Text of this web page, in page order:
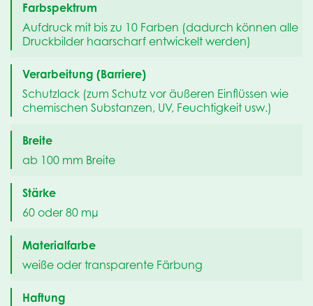
Farbspektrum
Aufdruck mit bis zu 10 Farben (dadurch können alle
Druckbilder haarscharf entwickelt werden)
Verarbeitung (Barriere)
Schutzlack (zum Schutz vor äußeren Einflüssen wie
chemischen Substanzen, UV, Feuchtigkeit usw.)
Breite
ab 100 mm Breite
Stärke
60 oder 80 mµ
Materialfarbe
weiße oder transparente Färbung
Haftung